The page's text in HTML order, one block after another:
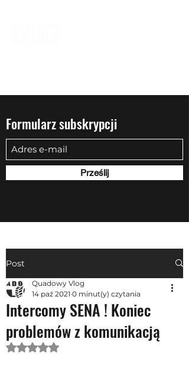
Formularz subskrypcji
Prześlij
Post
Intercomy SENA ! Koniec
problemów z komunikacją
Quadowy Vlog
14 paź 2021 0 minut(y) czytania
Oceniono na NaN z 5 gwiazdek.